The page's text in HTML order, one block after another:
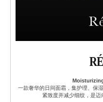
一款奢华的日间面霜，集护理、保
紧致度并减少细纹，是迈